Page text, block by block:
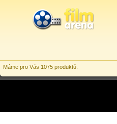
Máme pro Vás 1075 produktů.